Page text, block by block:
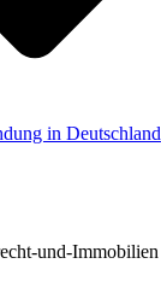
in Deutschland